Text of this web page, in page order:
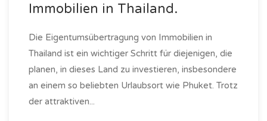
Immobilien in Thailand.
Die Eigentumsübertragung von Immobilien in
Thailand ist ein wichtiger Schritt für diejenigen, die
planen, in dieses Land zu investieren, insbesondere
an einem so beliebten Urlaubsort wie Phuket. Trotz
der attraktiven...